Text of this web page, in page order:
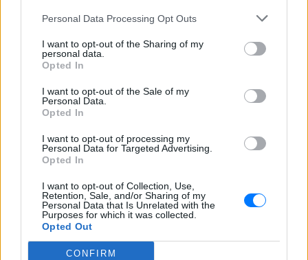
Personal Data Processing Opt Outs
I want to opt-out of the Sharing of my
personal data.
Opted In
I want to opt-out of the Sale of my
Personal Data.
Opted In
I want to opt-out of processing my
Personal Data for Targeted Advertising.
Opted In
I want to opt-out of Collection, Use,
Retention, Sale, and/or Sharing of my
Personal Data that Is Unrelated with the
Purposes for which it was collected.
Opted Out
CONFIRM
Ακολουθήστε το E-Radio.gr στο Google News
και μάθετε πρώτοι
Για ακόμη περισσότερανέα, μπείτε στηνροή
ειδήσεωντου E-Daily.gr
Ακολουθήστε το E-Radio.gr και στο Instagram